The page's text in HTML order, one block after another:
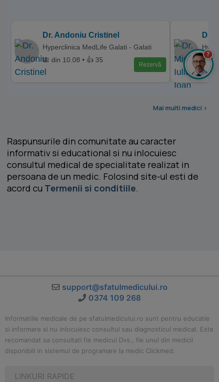
Dr. Andoniu Cristinel
Hyperclinica MedLife Galati - Galati
📅 din 10.08 • 👍 35
Rezervă
Dr.
📅
Mai multi medici >
Raspunsurile din comunitate au caracter
informativ si educational si nu inlocuiesc
consultul medical de specialitate realizat in
persoana de un medic. Folosind site-ul esti de
acord cu Termenii si conditiile.
support@sfatulmedicului.ro
0374 109 268
Informatiile medicale de pe sfatulmedicului.ro sunt pentru educatie
si informare si nu inlocuiesc consultul sau diagnosticul medical. Este
recomandat sa consultati fie medicul Dvs., fie unul din medicii
disponibili in sistemul de programare la medic Clickmed.
LINKURI RAPIDE
?